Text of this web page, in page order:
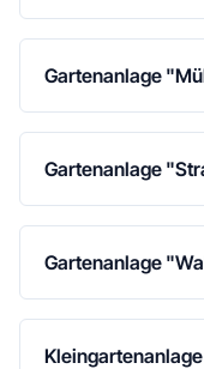
Gartenanlage
Gartenanlage
Gartenanlage